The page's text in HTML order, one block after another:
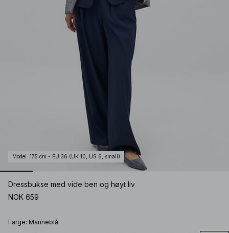
Model : 175 cm - EU 36 (UK 10, US 6, small)
Dressbukse med vide ben og høyt liv
NOK 659
Farge: Marineblå